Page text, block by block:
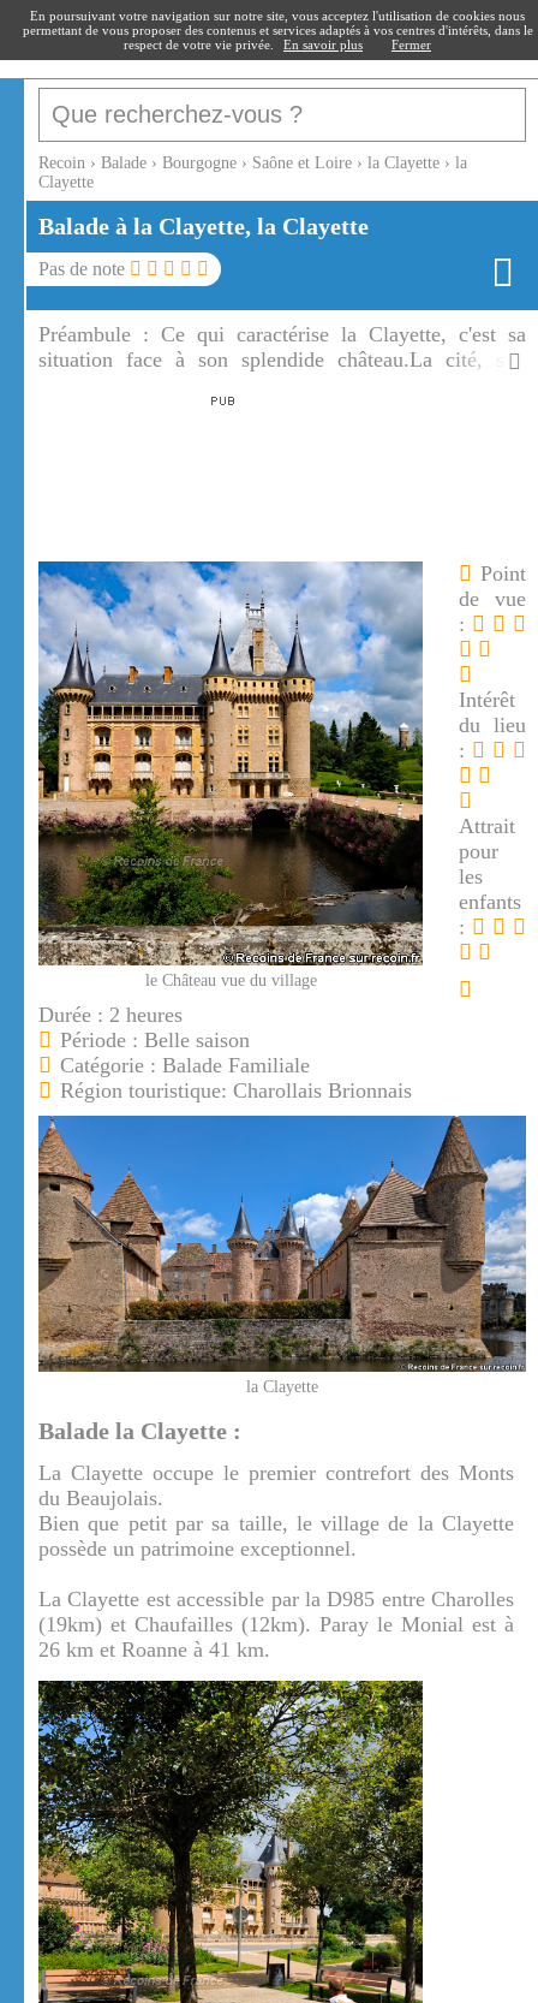
recoin.fr
Recoin › Balade › Bourgogne › Saône et Loire › la Clayette › la
Clayette
Balade à la Clayette, la Clayette
Pas de note
Préambule : Ce qui caractérise la Clayette, c'est sa
situation face à son splendide château.La cité, son
sites les plus pittoresques de Bourgogne.
le Château vue du village
Point
de vue
:
Intérêt
du lieu
:
Attrait
pour
les
enfants
:
Durée : 2 heures
Période : Belle saison
Catégorie : Balade Familiale
Région touristique: Charollais Brionnais
la Clayette
Balade la Clayette :
La Clayette occupe le premier contrefort des Monts
du Beaujolais.
Bien que petit par sa taille, le village de la Clayette
possède un patrimoine exceptionnel.
La Clayette est accessible par la D985 entre Charolles
(19km) et Chaufailles (12km). Paray le Monial est à
26 km et Roanne à 41 km.
En poursuivant votre navigation sur notre site, vous acceptez l'utilisation de cookies nous
permettant de vous proposer des contenus et services adaptés à vos centres d'intérêts, dans le
respect de votre vie privée.
En savoir plus Fermer